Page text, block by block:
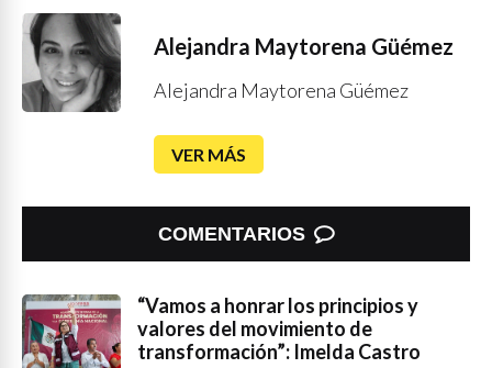
Alejandra Maytorena Güémez
Alejandra Maytorena Güémez
VER MÁS
COMENTARIOS
“Vamos a honrar los principios y
valores del movimiento de
transformación”: Imelda Castro